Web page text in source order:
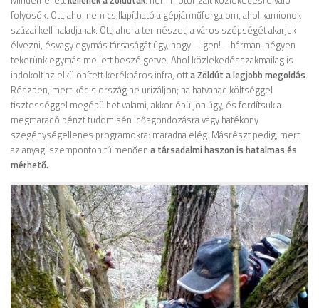
folyosók. Ott, ahol nem csillapítható a gépjárműforgalom, ahol kamionok
százai kell haladjanak. Ott, ahol a természet, a város szépségét akarjuk
élvezni, ésvagy egymás társaságát úgy, hogy – igen! – hárman-négyen
tekerünk egymás mellett beszélgetve. Ahol közlekedésszakmailag is
indokolt az elkülönített kerékpáros infra, otta Zöldút a legjobb megoldás.
Részben, mert kódis ország ne urizáljon; ha hatvanad költséggel
tisztességgel megépülhet valami, akkor épüljön úgy, és fordítsuk a
megmaradó pénzt tudomisén idősgondozásra vagy hatékony
szegénységellenes programokra: maradna elég. Másrészt pedig, mert
az anyagi szemponton túlmenően a társadalmi haszon is hatalmas és
mérhető.